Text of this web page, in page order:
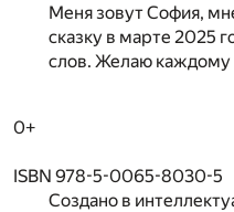
Меня зовут София,
сказку в марте 2025
слов. Желаю каждому
0+
ISBN 978-5-0065-8030-5
Создано в